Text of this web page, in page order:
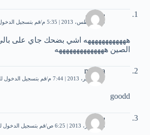
بشرى
30 أغسطس، 2013 | 5:35 م قم بتسجيل
ههههههههههههه اشي بضحك جاي على
الصين ههههههههههههههه
menna
30 سبتمبر، 2013 | 7:44 م قم بتسجيل الدخول
goodd
سما
18 أكتوبر، 2013 | 6:25 ص قم بتسجيل الدخول